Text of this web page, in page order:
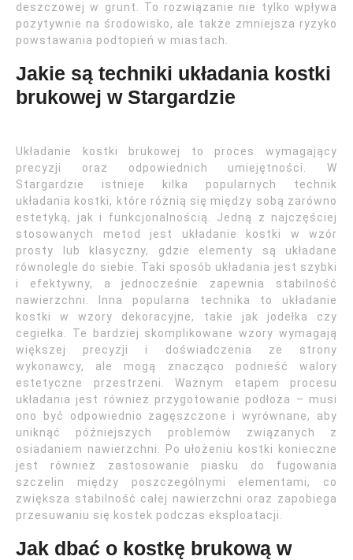
deszczowej w grunt. To rozwiązanie nie tylko wpływa
pozytywnie na środowisko, ale także zmniejsza ryzyko
powstawania podtopień w miastach.
Jakie są techniki układania kostki
brukowej w Stargardzie
Układanie kostki brukowej to proces wymagający
precyzji oraz odpowiednich umiejętności. W
Stargardzie istnieje kilka popularnych technik
układania kostki, które różnią się między sobą zarówno
estetyką, jak i funkcjonalnością. Jedną z najczęściej
stosowanych metod jest układanie kostki w wzór
prosty lub klasyczny, gdzie elementy są układane
równolegle do siebie. Taki sposób układania jest szybki
i efektywny, a jednocześnie zapewnia stabilność
nawierzchni. Inna popularna technika to układanie
kostki w wzory dekoracyjne, takie jak jodełka czy
cegiełka. Te bardziej skomplikowane wzory wymagają
większej precyzji i doświadczenia ze strony
wykonawcy, ale mogą znacząco podnieść walory
estetyczne przestrzeni. Ważnym etapem procesu
układania jest również przygotowanie podłoża – musi
ono być odpowiednio zagęszczone i wyrównane, aby
uniknąć późniejszych problemów związanych z
osiadaniem nawierzchni. Po ułożeniu kostki konieczne
jest również zastosowanie piasku do fugowania
szczelin między poszczególnymi elementami, co
zwiększa stabilność całej nawierzchni oraz zapobiega
przesuwaniu się kostek podczas eksploatacji.
Jak dbać o kostkę brukową w